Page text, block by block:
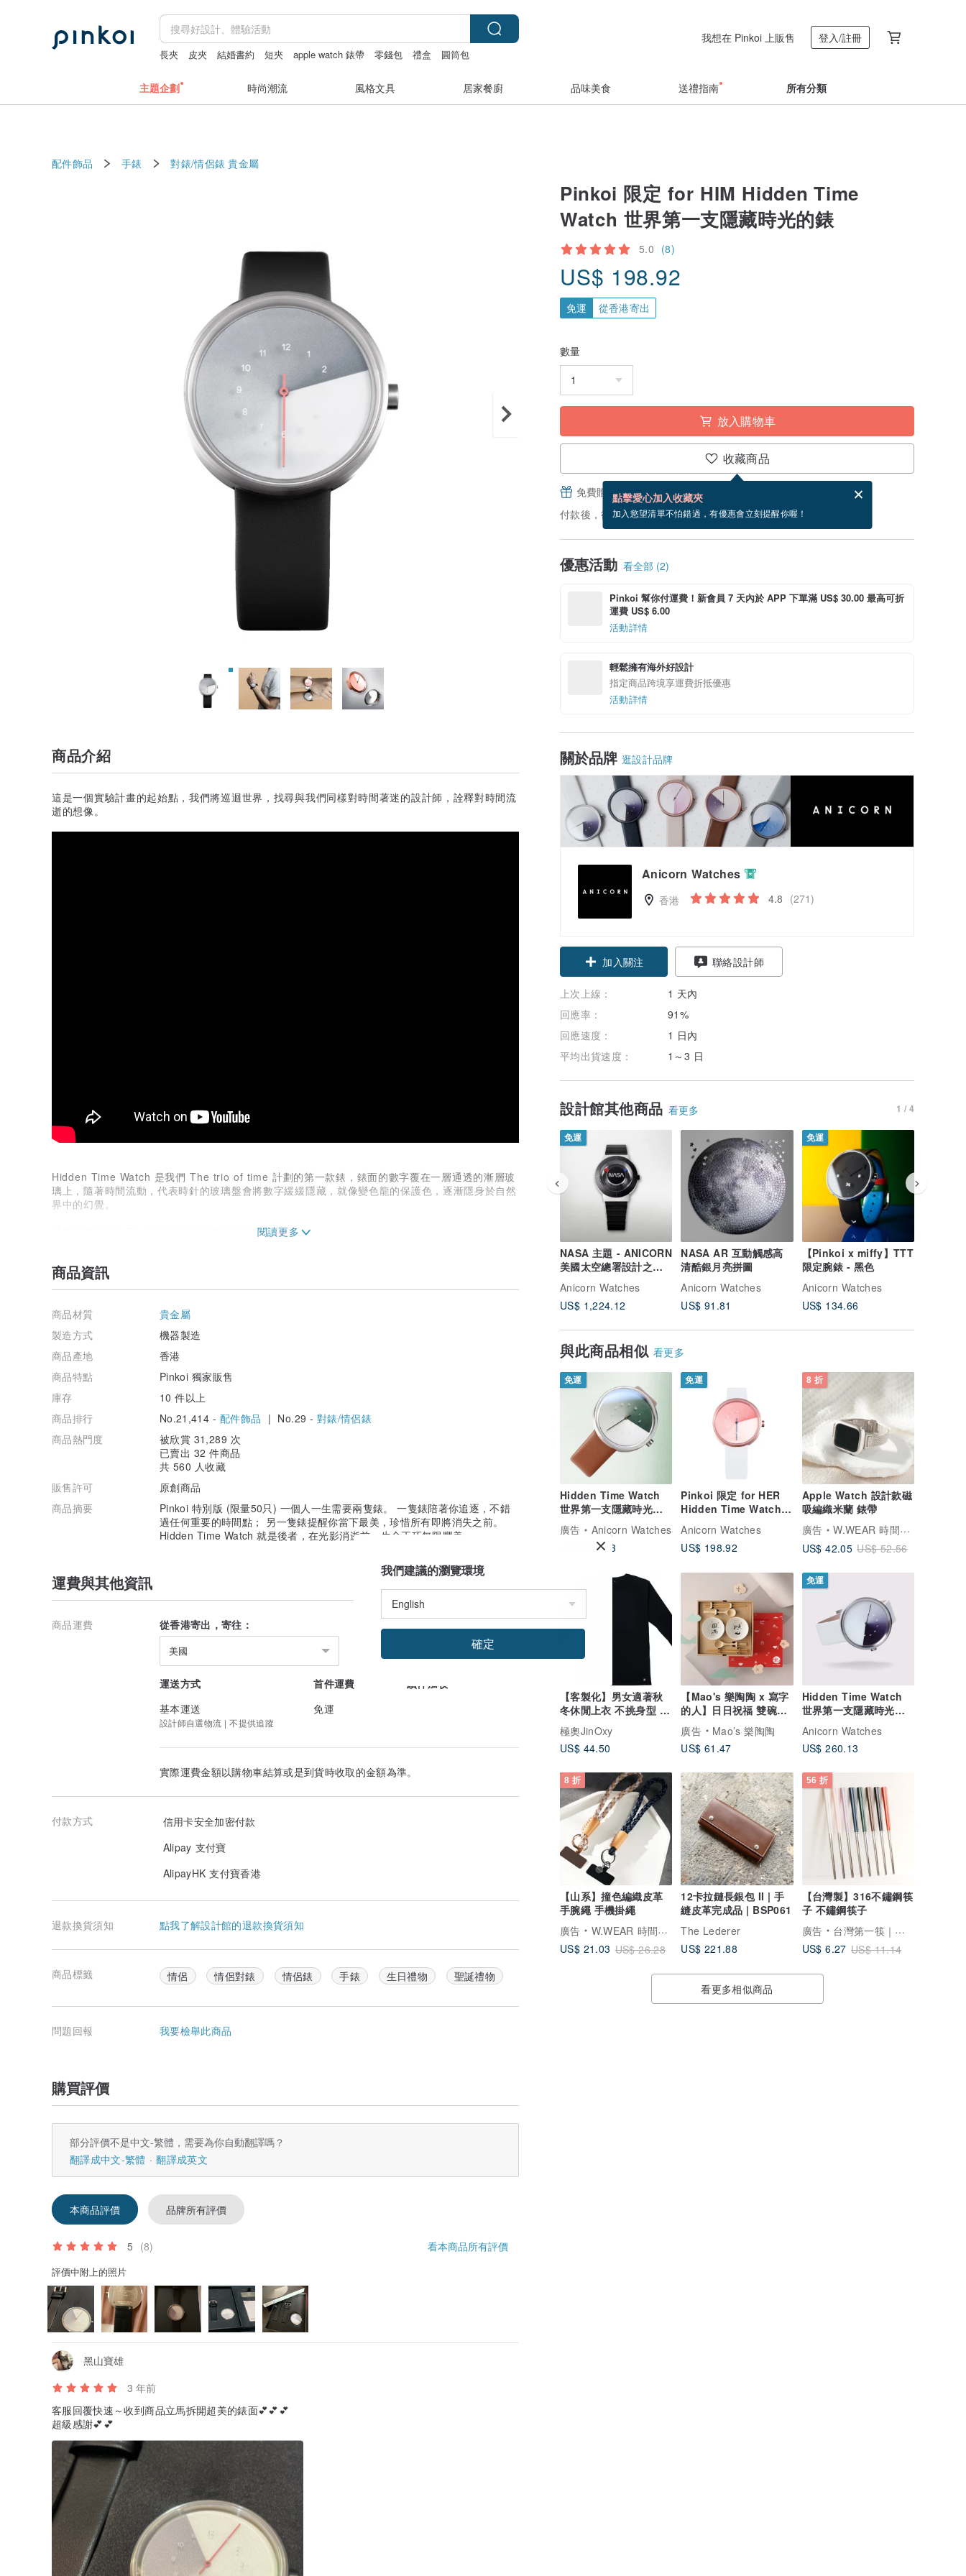
長夾 皮夾 結婚書約 短夾 apple watch 錶帶 零錢包 禮盒 圓筒包
我想在 Pinkoi 上販售 登入/註冊
主題企劃 時尚潮流 風格文具 居家餐廚 品味美食 送禮指南 所有分類
配件飾品 手錶 對錶/情侶錶 貴金屬
Pinkoi 限定 for HIM Hidden Time
Watch 世界第一支隱藏時光的錶
5.0 (8)
US$ 198.92
免運 從香港寄出
數量
放入購物車
收藏商品
點擊愛心加入收藏夾
加入慾望清單不怕錯過，有優惠會立刻提醒你喔！
免費贈送電子賀卡，結帳完成後填寫
付款後，從備貨到寄出商品為 3 個工作天。（不包含假日）
優惠活動 看全部 (2)
Pinkoi 幫你付運費！新會員 7 天內於 APP 下單滿 US$ 30.00 最高可折
運費 US$ 6.00
活動詳情
輕鬆擁有海外好設計
指定商品跨境享運費折抵優惠
活動詳情
關於品牌 逛設計品牌
Anicorn Watches
香港 4.8 (271)
加入關注 聯絡設計師
上次上線：
1 天內
回應率：
91%
回應速度：
1 日內
平均出貨速度：
1～3 日
設計館其他商品 看更多 1 / 4
免運
NASA 主題 - ANICORN
美國太空總署設計之父
聯乘手錶 - 銀黑
Anicorn Watches
US$ 1,224.12
NASA AR 互動觸感高
清酷銀月亮拼圖
Anicorn Watches
US$ 91.81
免運
【Pinkoi x miffy】TTT
限定腕錶 - 黑色
Anicorn Watches
US$ 134.66
與此商品相似 看更多
免運
Hidden Time Watch
世界第一支隱藏時光的
錶-橄欖
廣告
Anicorn Watches
US$ 260.13
免運
Pinkoi 限定 for HER
Hidden Time Watch
世界第一支隱藏時光的
錶
Anicorn Watches
US$ 198.92
8 折
Apple Watch 設計款磁
吸編織米蘭 錶帶
廣告
W.WEAR 時間穿搭
US$ 42.05 US$ 52.56
【客製化】男女適著秋
冬休閒上衣 不挑身型 親
膚舒適 一件起印
極奧JinOxy
US$ 44.50
【Mao's 樂陶陶 x 寫字
的人】日日祝福 雙碗湯
筷禮盒組
廣告
Mao’s 樂陶陶
US$ 61.47
免運
Hidden Time Watch
世界第一支隱藏時光的
Anicorn Watches
US$ 260.13
8 折
【山系】撞色編織皮革
手腕繩 手機掛繩
廣告
W.WEAR 時間穿搭
US$ 21.03 US$ 26.28
12卡拉鏈長銀包 II | 手
縫皮革完成品 | BSP061
The Lederer
US$ 221.88
56 折
【台灣製】316不鏽鋼筷
子 不鏽鋼筷子
廣告
台灣第一筷｜筷子的領導品牌
US$ 6.27 US$ 11.14
看更多相似商品
商品介紹
這是一個實驗計畫的起始點，我們將巡迴世界，找尋與我們同樣對時間著迷的設計師，詮釋對時間流
逝的想像。
Hidden Time Watch 是我們 The trio of time 計劃的第一款錶，錶面的數字覆在一層通透的漸層玻
璃上，隨著時間流動，代表時針的玻璃盤會將數字緩緩隱藏，就像變色龍的保護色，逐漸隱身於自然
界中的幻覺。
時間流逝具象化了，提醒你必須更專注於存在的當下。
極地星空，千萬個星光繁影在雪地中自鳴光芒，
再用翩翩細雪演繹銀光，訴盡衷腸。
錶面直徑 39 mm、厚 8.7 mm，錶帶寬 18 mm 、長 198 mm。
瑞士朗達石英錶機芯 Ronda 512 是最高質量的電動石英機芯之一。
316 L 不鏽鋼有著沈穩白淨光澤、不過敏、堅硬不變形、不褪色等特性，是目前珠寶飾品中最為堅硬
的金屬材料。
5 ATM 防水，適用日常生活防水、下雨或下雪、淋浴、淺水短程游泳。
快拆真皮錶帶，可任意變換錶帶，錶帶共有九孔長度調節。
每一支手錶都會在香港工作室進行最後的品質檢查與手工包裝。簡單好安裝的快拆錶帶，妳只需要把
Hidden Time Watch 也於 2017 年入圍全球華人市場最頂尖設計獎項一一金點設計獎，證明當我們
共同詮釋時間，時間就如流金，即便流逝也華美如昔。
快拆錶帶是什麼？
若購買多組的 Hidden Time Watch，即可自由搭配錶面與錶帶，創造屬於你的獨特風格。
石英錶好處是準確、重量輕及保養較容易，需更換電池，是追求經典的最佳選擇。
本團隊依照本保固的條款與條件，向您的 Hidden Time Watch 手錶提供自最初購買之日起為期一年
在保固期限內，本保固只適用於手錶機芯、指針和錶盤等零件。如果經檢驗證明在正常使用條件下，
手錶確實存在材料或製造上的瑕疵，我們將會替您免費維修修理或替換手錶。
如需更換手錶，本團隊 不能保證您將收到相同型號的手錶。如果您的型號無法維修，我們將提供同
事故或正常配戴下導致的磨損或毀壞。 因與水或濕氣接觸或其他天災等外來因素而導致內部或外部
行維修或其他非零件或製造瑕疵等因素而引起，則本保固不適用。
在任何情況下，上述保固和補償是 本團隊提供給買方的唯一保證和補償，並取代所有其他明示、隱
含或法定的保固、條款或條件，包括但不限於適銷性、特定目的的適用性、準確性、品質滿意度、權
無論是依據合約、民事侵權（包括疏忽）、嚴格的產品責任或其他任何理論，對由於銷售或使用產品
商品資訊
商品材質
貴金屬
製造方式
機器製造
商品產地
香港
商品特點
Pinkoi 獨家販售
庫存
10 件以上
商品排行
No.21,414 - 配件飾品 | No.29 - 對錶/情侶錶
商品熱門度
被欣賞 31,289 次
已賣出 32 件商品
共 560 人收藏
販售許可
原創商品
商品摘要
Pinkoi 特別版 (限量50只) 一個人一生需要兩隻錶。 一隻錶陪著你追逐，不錯
過任何重要的時間點； 另一隻錶提醒你當下最美，珍惜所有即將消失之前。
Hidden Time Watch 就是後者，在光影消逝前，生命正巧無限豐美。
運費與其他資訊
商品運費 從香港寄出，寄往：
美國
運送方式 首件運費
續件加收
基本運送
免運
設計師自選物流 | 不提供追蹤
實際運費金額以購物車結算或是到貨時收取的金額為準。
付款方式
信用卡安全加密付款
Alipay 支付寶
AlipayHK 支付寶香港
退款換貨須知 點我了解設計館的退款換貨須知
商品標籤 情侶 情侶對錶 情侶錶 手錶 生日禮物 聖誕禮物
問題回報 我要檢舉此商品
購買評價
部分評價不是中文-繁體，需要為你自動翻譯嗎？
翻譯成中文-繁體
翻譯成英文
本商品評價 品牌所有評價
5 (8) 看本商品所有評價
評價中附上的照片
黑山寶雄
3 年前
客服回覆快速～收到商品立馬拆開超美的錶面💕💕💕
超級感謝💕💕
我們建議的瀏覽環境
確定